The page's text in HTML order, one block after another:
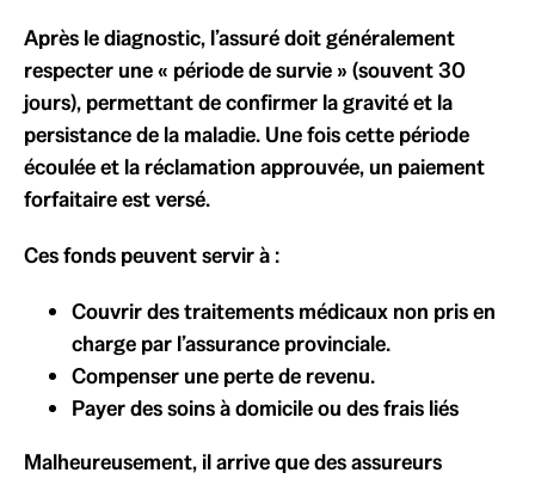
Après le diagnostic, l’assuré doit généralement
respecter une « période de survie » (souvent 30
jours), permettant de confirmer la gravité et la
persistance de la maladie. Une fois cette période
écoulée et la réclamation approuvée, un paiement
forfaitaire est versé.
Ces fonds peuvent servir à :
Couvrir des traitements médicaux non pris en
charge par l’assurance provinciale.
Compenser une perte de revenu.
Payer des soins à domicile ou des frais liés
Malheureusement, il arrive que des assureurs